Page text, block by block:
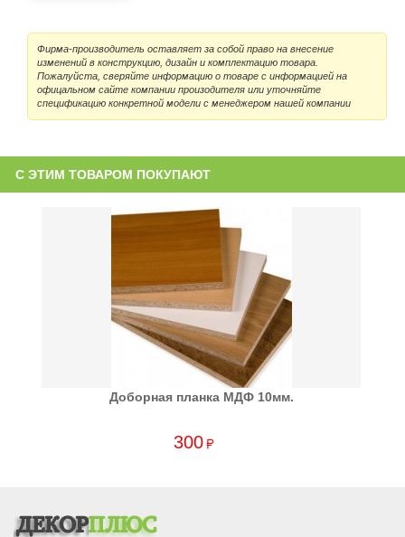
Фирма-производитель оставляет за собой право на внесение
изменений в конструкцию, дизайн и комплектацию товара.
Пожалуйста, сверяйте информацию о товаре с информацией на
офицальном сайте компании произодителя или уточняйте
спецификацию конкретной модели с менеджером нашей компании
С ЭТИМ ТОВАРОМ ПОКУПАЮТ
Доборная планка МДФ 10мм.
300